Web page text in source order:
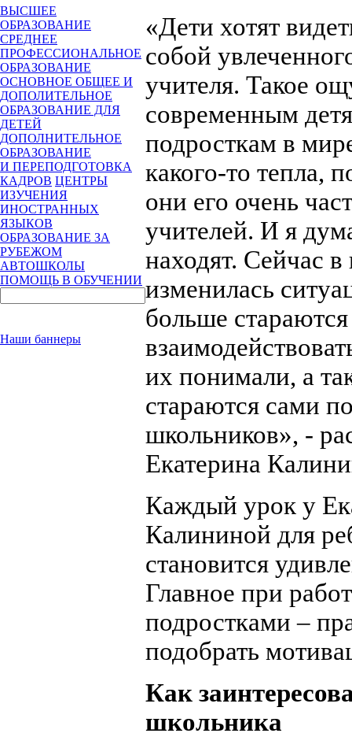
ВЫСШЕЕ
ОБРАЗОВАНИЕ
СРЕДНЕЕ
ПРОФЕССИОНАЛЬНОЕ
ОБРАЗОВАНИЕ
ОСНОВНОЕ ОБЩЕЕ И
ДОПОЛИТЕЛЬНОЕ
ОБРАЗОВАНИЕ ДЛЯ
ДЕТЕЙ
ДОПОЛНИТЕЛЬНОЕ
ОБРАЗОВАНИЕ
И ПЕРЕПОДГОТОВКА
КАДРОВ ЦЕНТРЫ
ИЗУЧЕНИЯ
ИНОСТРАННЫХ
ЯЗЫКОВ
ОБРАЗОВАНИЕ ЗА
РУБЕЖОМ
АВТОШКОЛЫ
ПОМОЩЬ В ОБУЧЕНИИ
Наши баннеры
«Дети хотят
собой
учителя. Такое
современным
подросткам в
какого-то тепла,
они его очень
учителей. И я
находят. Сейчас
изменилась
больше
их понимали, а
стараются сами
школьников», -
Екатерина
Каждый урок у
Калининой для
становится
Главное при
подростками –
подобрать
Как
школьника